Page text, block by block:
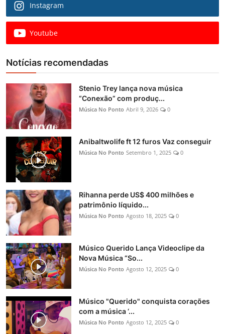
Instagram
Youtube
Notícias recomendadas
Stenio Trey lança nova música
“Conexão” com produç...
Música No Ponto Abril 9, 2026 0
Anibaltwolife ft 12 furos Vaz conseguir
Música No Ponto Setembro 1, 2025 0
Rihanna perde US$ 400 milhões e
patrimônio líquido...
Música No Ponto Agosto 18, 2025 0
Músico Querido Lança Videoclipe da
Nova Música “So...
Música No Ponto Agosto 12, 2025 0
Músico "Querido" conquista corações
com a música ‘...
Música No Ponto Agosto 12, 2025 0